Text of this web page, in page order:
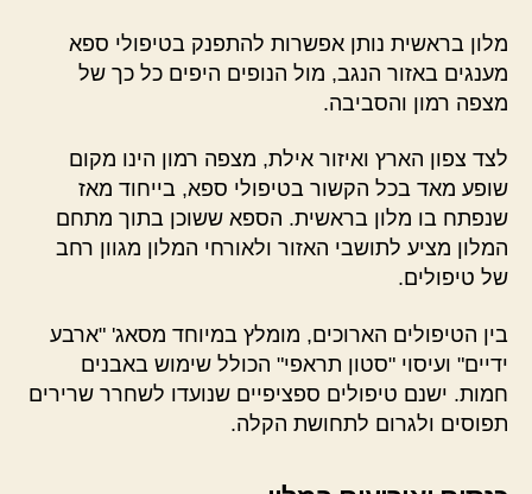
מלון בראשית נותן אפשרות להתפנק בטיפולי ספא
מענגים באזור הנגב, מול הנופים היפים כל כך של
מצפה רמון והסביבה.
לצד צפון הארץ ואיזור אילת, מצפה רמון הינו מקום
שופע מאד בכל הקשור בטיפולי ספא, בייחוד מאז
שנפתח בו מלון בראשית. הספא ששוכן בתוך מתחם
המלון מציע לתושבי האזור ולאורחי המלון מגוון רחב
של טיפולים.
בין הטיפולים הארוכים, מומלץ במיוחד מסאג' "ארבע
ידיים" ועיסוי "סטון תראפי" הכולל שימוש באבנים
חמות. ישנם טיפולים ספציפיים שנועדו לשחרר שרירים
תפוסים ולגרום לתחושת הקלה.